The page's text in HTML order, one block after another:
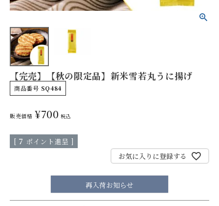
商品一覧
商品一覧（味付けから選ぶ）
【完売】【秋の限定品】新米雪若丸うに揚げ
商品番号 SQ484
販売価格 ¥700 税込
[ 7 ポイント進呈 ]
お気に入りに登録する
再入荷お知らせ